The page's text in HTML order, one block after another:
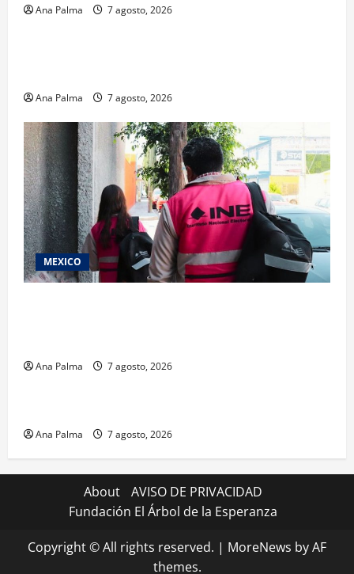
Ana Palma 7 agosto, 2026
Educación
Ana Palma 7 agosto, 2026
MEXICO
Ana Palma 7 agosto, 2026
Estados Portada
Ana Palma 7 agosto, 2026
About
AVISO DE PRIVACIDAD
Fundación El Árbol de la Esperanza
Copyright © All rights reserved. | MoreNews by AF
themes.